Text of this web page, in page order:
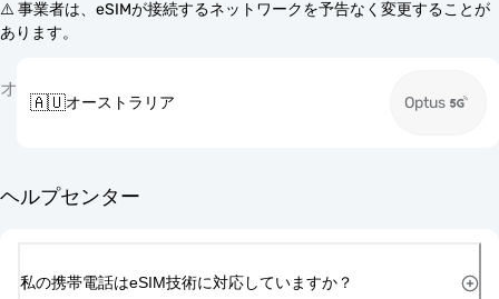
⚠️ 事業者は、eSIMが接続するネットワークを予告なく変更することが
あります。
オ
🇦🇺オーストラリア Optus
ヘルプセンター
私の携帯電話はeSIM技術に対応していますか？